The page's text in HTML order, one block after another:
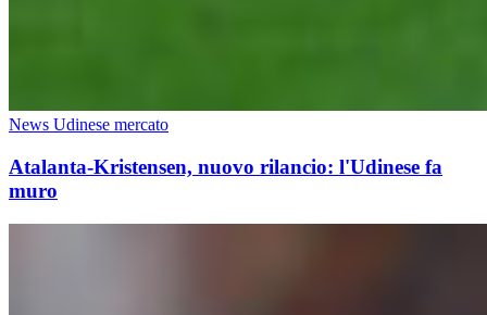
News Udinese mercato
Atalanta-Kristensen, nuovo rilancio: l'Udinese fa
muro